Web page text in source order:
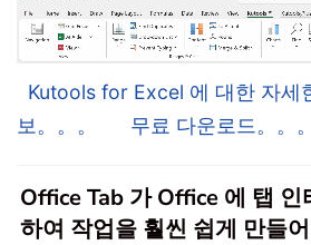
Kutools for Excel 에 대한 자세
보。。。
무료 다운로드。。。
Office Tab 가 Office 에 탭 인
하여 작업을 훨씬 쉽게 만들